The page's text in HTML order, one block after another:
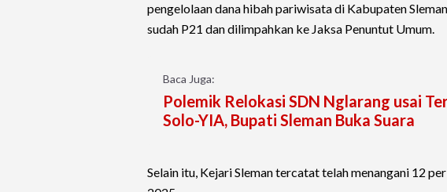
pengelolaan dana hibah pariwisata di Kabupaten
sudah P21 dan dilimpahkan ke Jaksa Penuntut Umum.
Baca Juga:
Polemik Relokasi SDN Nglarang usai
Solo-YIA, Bupati Sleman Buka Suara
Selain itu, Kejari Sleman tercatat telah menangani 12